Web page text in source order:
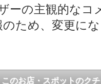
ーの主観的なコ
ため、変更に
このお店・スポットのク